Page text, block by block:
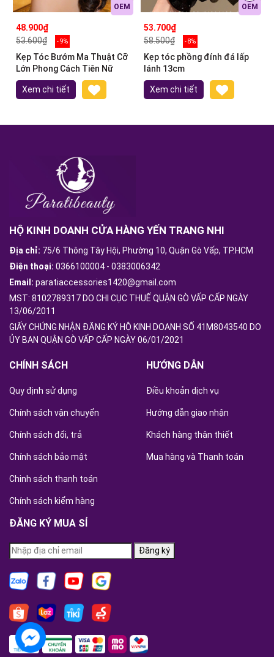
OEM
48.900₫
53.600₫
- 9%
Kẹp Tóc Bướm Ma Thuật Cỡ
Lớn Phong Cách Tiên Nữ
Xem chi tiết
OEM
53.700₫
58.500₫
- 8%
Kẹp tóc phồng đính đá lấp
lánh 13cm
Xem chi tiết
HỘ KINH DOANH CỬA HÀNG YẾN TRANG NHI
Địa chỉ: 75/6 Thông Tây Hội, Phường 10, Quận Gò Vấp, TP.HCM
Điện thoại: 0366100004 - 0383006342
Email: paratiaccessories1420@gmail.com
MST: 8102789317 DO CHI CỤC THUẾ QUẬN GÒ VẤP CẤP NGÀY
13/06/2011
GIẤY CHỨNG NHẬN ĐĂNG KÝ HỘ KINH DOANH SỐ 41M8043540 DO
ỦY BAN QUẬN GÒ VẤP CẤP NGÀY 06/01/2021
CHÍNH SÁCH
Quy định sử dụng
Chính sách vận chuyển
Chính sách đổi, trả
Chính sách bảo mật
Chinh sách thanh toán
Chính sách kiểm hàng
HƯỚNG DẪN
Điều khoản dịch vụ
Hướng dẫn giao nhận
Khách hàng thân thiết
Mua hàng và Thanh toán
ĐĂNG KÝ MUA SỈ
Đăng ký